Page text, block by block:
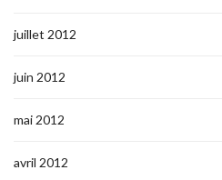
juillet 2012
juin 2012
mai 2012
avril 2012